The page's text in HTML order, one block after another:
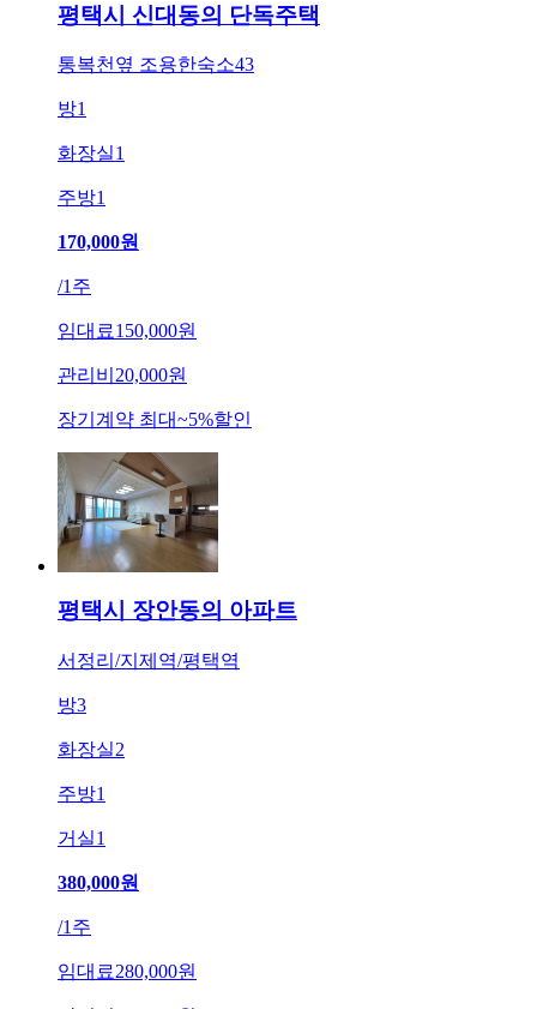
평택시 신대동의 단독주택
통복천옆 조용한숙소43
방1
화장실1
주방1
170,000원
/1주
임대료150,000원
관리비 20,000원
장기계약 최대~5%할인
평택시 장안동의 아파트
서정리/지제역/평택역
방3
화장실2
주방1
거실1
380,000원
/1주
임대료280,000원